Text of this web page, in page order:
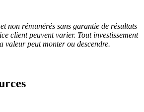
non rémunérés sans garantie de résultats
client peuvent varier. Tout investissement
valeur peut monter ou descendre.